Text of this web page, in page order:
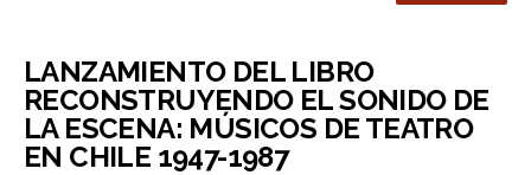
LANZAMIENTO DEL LIBRO
RECONSTRUYENDO EL SONIDO DE
LA ESCENA: MÚSICOS DE TEATRO
EN CHILE 1947-1987